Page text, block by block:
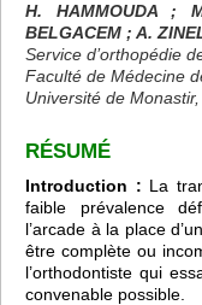
H. HAMMOUDA ;
BELGACEM ; A.
Service d’orthopédie
Faculté de Médecine
Université de Monastir,
RÉSUMÉ
Introduction : La
faible prévalence
l’arcade à la place
être complète ou
l’orthodontiste qui
convenable possible.